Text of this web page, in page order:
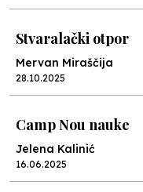
Stvaralački otpor
Mervan Miraščija
28.10.2025
Camp Nou nauke
Jelena Kalinić
16.06.2025